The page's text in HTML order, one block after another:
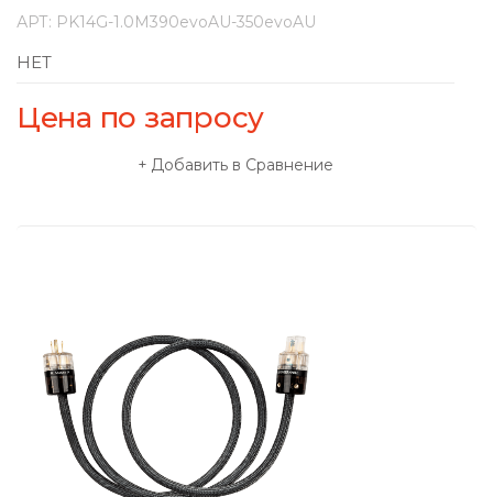
АРТ: PK14G-1.0M390evoAU-350evoAU
НЕТ
Цена по запросу
Добавить в Сравнение